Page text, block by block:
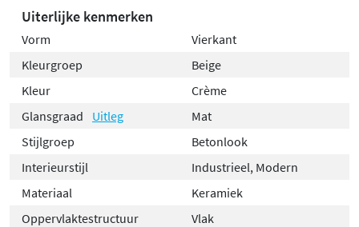
Uiterlijke kenmerken
Vorm
Vierkant
Kleurgroep
Beige
Kleur
Crème
Glansgraad
Uitleg
Mat
Stijlgroep
Betonlook
Interieurstijl
Industrieel, Modern
Materiaal
Keramiek
Oppervlaktestructuur
Vlak